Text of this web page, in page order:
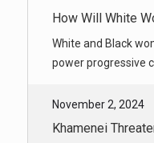
Khamenei
send additional